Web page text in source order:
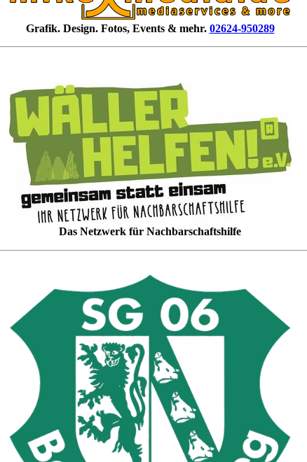
Grafik. Design. Fotos, Events & mehr. 02624-950289
Das Netzwerk für Nachbarschaftshilfe